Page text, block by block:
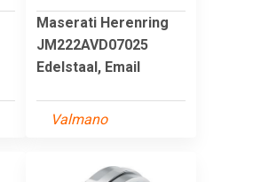
Maserati Herenring
JM222AVD07025
Edelstaal, Email
Valmano